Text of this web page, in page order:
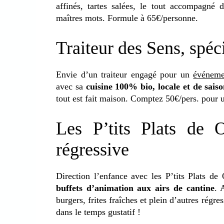
affinés, tartes salées, le tout
maîtres mots. Formule à 65€/personne.
Traiteur des Sens,
Envie d’un traiteur engagé pour un
avec sa cuisine 100% bio, locale et de
tout est fait maison. Comptez 50€/pers. pour
Les P’tits Plats de
régressive
Direction l’enfance avec les P’tits Plats
buffets d’animation aux airs de cantine.
burgers, frites fraîches et plein d’autres
dans le temps gustatif !